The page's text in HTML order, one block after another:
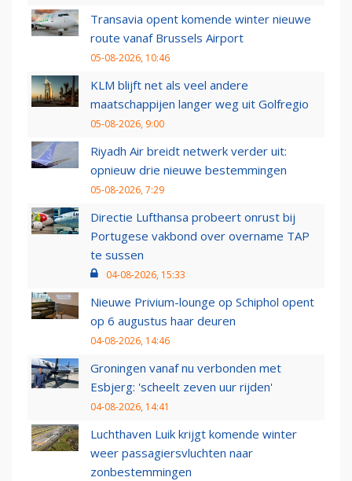
Transavia opent komende winter nieuwe
route vanaf Brussels Airport
05-08-2026, 10:46
KLM blijft net als veel andere
maatschappijen langer weg uit Golfregio
05-08-2026, 9:00
Riyadh Air breidt netwerk verder uit:
opnieuw drie nieuwe bestemmingen
05-08-2026, 7:29
Directie Lufthansa probeert onrust bij
Portugese vakbond over overname TAP
te sussen
04-08-2026, 15:33
Nieuwe Privium-lounge op Schiphol opent
op 6 augustus haar deuren
04-08-2026, 14:46
Groningen vanaf nu verbonden met
Esbjerg: 'scheelt zeven uur rijden'
04-08-2026, 14:41
Luchthaven Luik krijgt komende winter
weer passagiersvluchten naar
zonbestemmingen